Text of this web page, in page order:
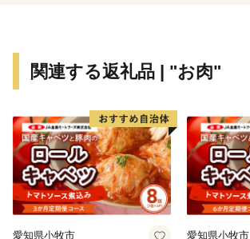
関連する返礼品 | "お肉"
愛知県小牧市 愛知県小牧市